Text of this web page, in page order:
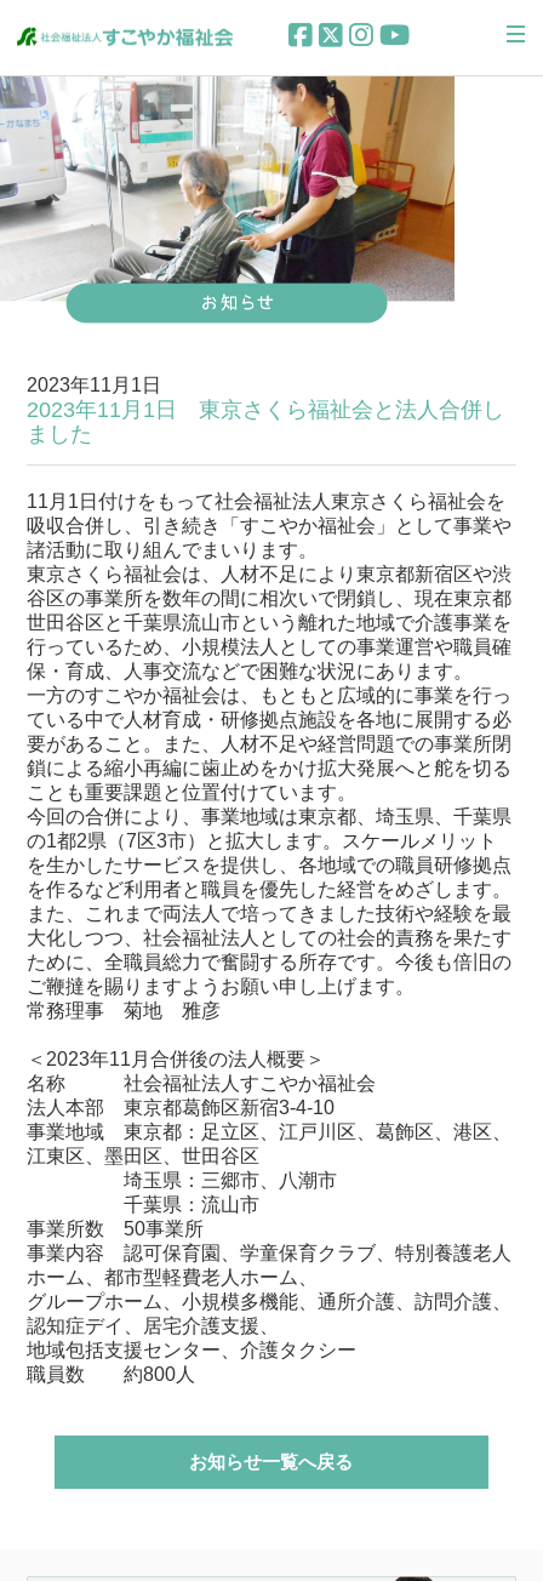
2023年11月1日
2023年11月1日 東京さくら福祉会と法人合併し
ました
11月1日付けをもって社会福祉法人東京さくら福祉会を
吸収合併し、引き続き「すこやか福祉会」として事業や
諸活動に取り組んでまいります。
東京さくら福祉会は、人材不足により東京都新宿区や渋
谷区の事業所を数年の間に相次いで閉鎖し、現在東京都
世田谷区と千葉県流山市という離れた地域で介護事業を
行っているため、小規模法人としての事業運営や職員確
保・育成、人事交流などで困難な状況にあります。
一方のすこやか福祉会は、もともと広域的に事業を行っ
ている中で人材育成・研修拠点施設を各地に展開する必
要があること。また、人材不足や経営問題での事業所閉
鎖による縮小再編に歯止めをかけ拡大発展へと舵を切る
ことも重要課題と位置付けています。
今回の合併により、事業地域は東京都、埼玉県、千葉県
の1都2県（7区3市）と拡大します。スケールメリット
を生かしたサービスを提供し、各地域での職員研修拠点
を作るなど利用者と職員を優先した経営をめざします。
また、これまで両法人で培ってきました技術や経験を最
大化しつつ、社会福祉法人としての社会的責務を果たす
ために、全職員総力で奮闘する所存です。今後も倍旧の
ご鞭撻を賜りますようお願い申し上げます。
常務理事 菊地 雅彦
＜2023年11月合併後の法人概要＞
名称 社会福祉法人すこやか福祉会
法人本部 東京都葛飾区新宿3-4-10
事業地域 東京都：足立区、江戸川区、葛飾区、港区、
江東区、墨田区、世田谷区
埼玉県：三郷市、八潮市
千葉県：流山市
事業所数 50事業所
事業内容 認可保育園、学童保育クラブ、特別養護老人
ホーム、都市型軽費老人ホーム、
グループホーム、小規模多機能、通所介護、訪問介護、
認知症デイ、居宅介護支援、
地域包括支援センター、介護タクシー
職員数 約800人
お知らせ一覧へ戻る